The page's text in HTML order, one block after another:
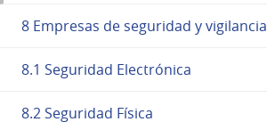
8 Empresas de seguridad y vigilancia
8.1 Seguridad Electrónica
8.2 Seguridad Física